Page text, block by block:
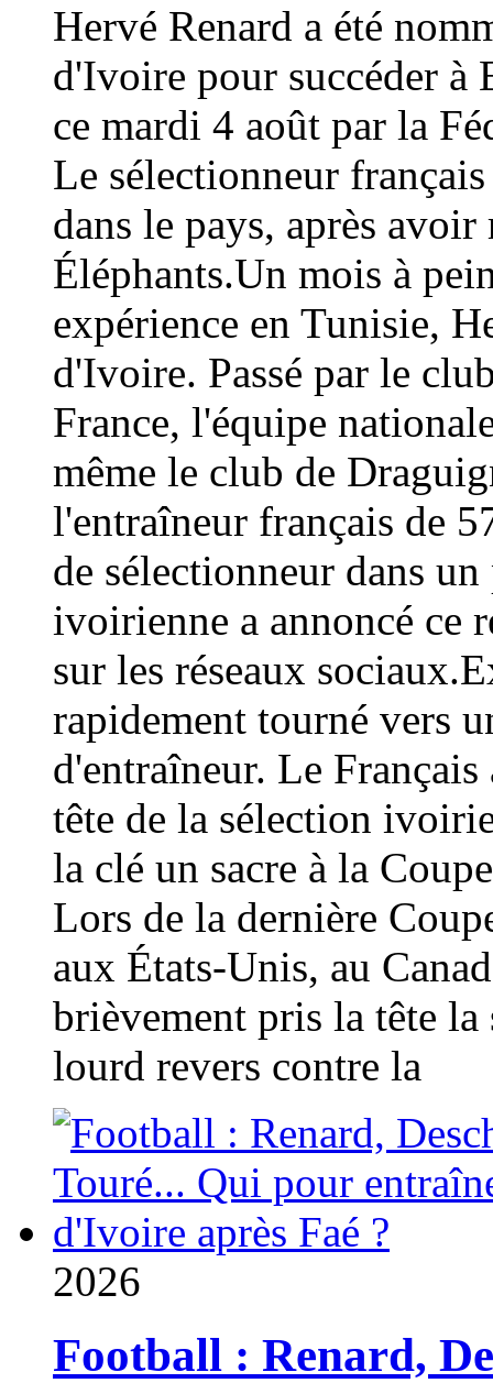
Hervé Renard a été
d'Ivoire pour succéder à
ce mardi 4 août par la
Le sélectionneur
dans le pays, après
Éléphants.Un mois à
expérience en Tunisie,
d'Ivoire. Passé par le
France, l'équipe
même le club de
l'entraîneur français de
de sélectionneur dans
ivoirienne a annoncé ce
sur les réseaux
rapidement tourné vers
d'entraîneur. Le
tête de la sélection
la clé un sacre à la
Lors de la dernière
aux États-Unis, au
brièvement pris la tête
lourd revers contre la
2026
Football : Renard,